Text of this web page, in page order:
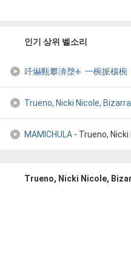
인기 상위 벨소리
吀爀甀攀渀漀Ⰰ 一椀挀欀椀 一椀挀漀氀
Trueno, Nicki Nicole,
MAMICHULA - Trueno,